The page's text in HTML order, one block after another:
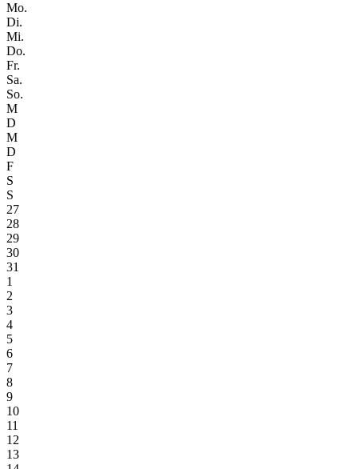
Mo.
Di.
Mi.
Do.
Fr.
Sa.
So.
M
D
M
D
F
S
S
27
28
29
30
31
1
2
3
4
5
6
7
8
9
10
11
12
13